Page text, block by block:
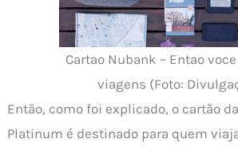
Cartao Nubank – Entao
viagens (Foto:
Então, como foi explicado, o cartão
Platinum é destinado para quem